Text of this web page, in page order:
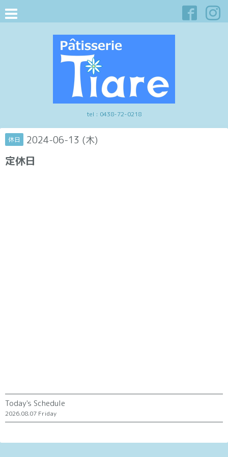
tel : 0438-72-0218
休日 2024-06-13 (木)
定休日
Today's Schedule
2026.08.07 Friday